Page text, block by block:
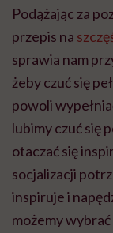
Podążając za
przepis na
sprawia nam
żeby czuć się
powoli
lubimy czuć się
otaczać się
socjalizacji
inspiruje i
możemy